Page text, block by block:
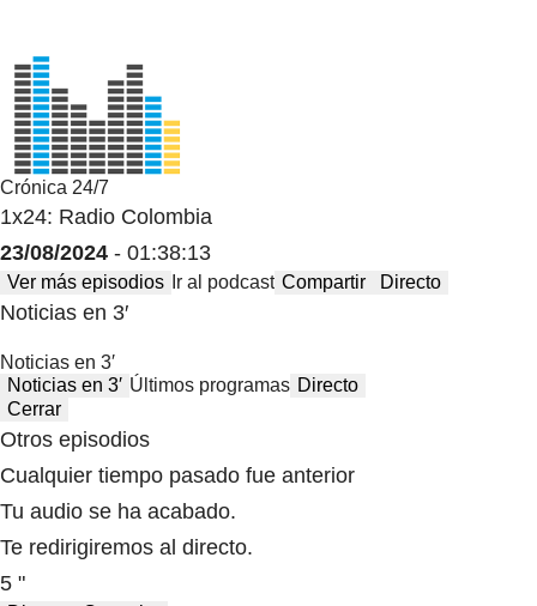
Crónica 24/7
1x24: Radio Colombia
23/08/2024 - 01:38:13
Ver más episodios Ir al podcast Compartir Directo
Noticias en 3′
Noticias en 3′
Noticias en 3′ Últimos programas Directo
Cerrar
Otros episodios
Cualquier tiempo pasado fue anterior
Tu audio se ha acabado.
Te redirigiremos al directo.
5 "